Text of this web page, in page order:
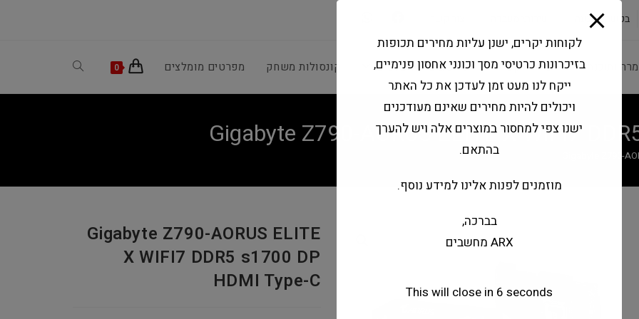
בקשה להצעה
ותוכנה ציוד היקפי מחשבים וטאבלטים קונסולות משחק מפרטים מומלצים 0
Toggle
Gigabyte Z790-AORUS ELITE X WIFI7
Gigabyte Z790-
Gigabyte Z790-AORUS ELITE
X WIFI7 DDR5 s1700 DP
HDMI Type-C
לקוחות יקרים, ישנן עליות מחירים תכופות
בזיכרונות כרטיסי מסך וכונני אחסון פנימיים,
ייקח לנו מעט זמן לעדכן את כל האתר
ויכולים להיות מחירים שאינם מעודכנים
ישנו צפי למחסור במוצרים אלה ויש להערך
בהתאם.
מוזמנים לפנות אלינו למידע נוסף.
בברכה,
ARX מחשבים
This will close in 6 seconds